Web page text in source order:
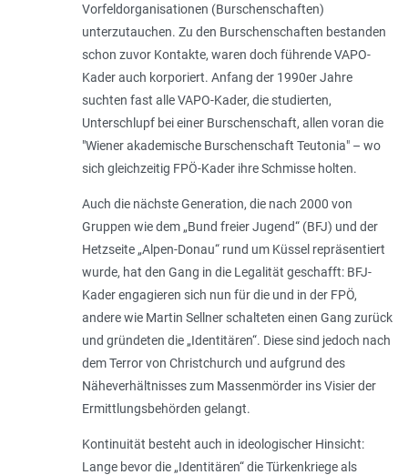
Vorfeldorganisationen (Burschenschaften)
unterzutauchen. Zu den Burschenschaften bestanden
schon zuvor Kontakte, waren doch führende VAPO-
Kader auch korporiert. Anfang der 1990er Jahre
suchten fast alle VAPO-Kader, die studierten,
Unterschlupf bei einer Burschenschaft, allen voran die
"Wiener akademische Burschenschaft Teutonia" – wo
sich gleichzeitig FPÖ-Kader ihre Schmisse holten.
Auch die nächste Generation, die nach 2000 von
Gruppen wie dem „Bund freier Jugend“ (BFJ) und der
Hetzseite „Alpen-Donau“ rund um Küssel repräsentiert
wurde, hat den Gang in die Legalität geschafft: BFJ-
Kader engagieren sich nun für die und in der FPÖ,
andere wie Martin Sellner schalteten einen Gang zurück
und gründeten die „Identitären“. Diese sind jedoch nach
dem Terror von Christchurch und aufgrund des
Näheverhältnisses zum Massenmörder ins Visier der
Ermittlungsbehörden gelangt.
Kontinuität besteht auch in ideologischer Hinsicht:
Lange bevor die „Identitären“ die Türkenkriege als